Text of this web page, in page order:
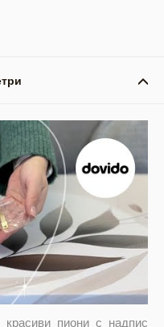
красиви пиони с надпис